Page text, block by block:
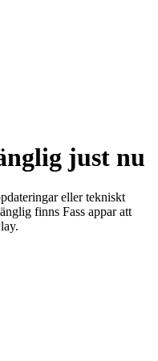
just nu
eller tekniskt
finns Fass appar att